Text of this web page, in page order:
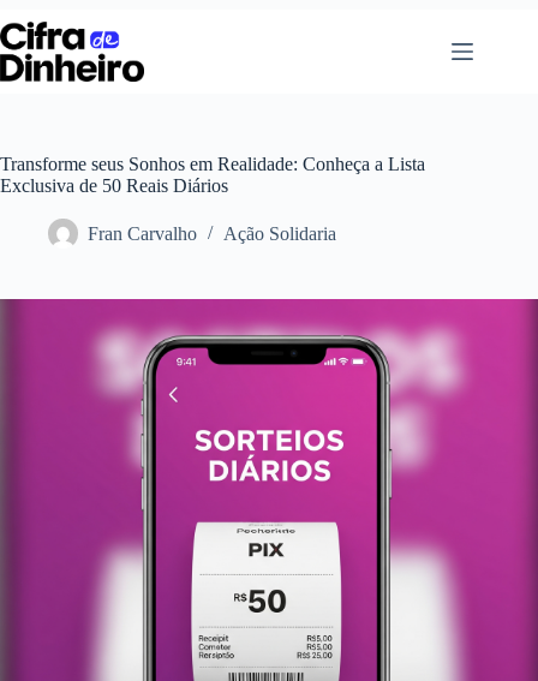
Pular
para
o
conteúdo
Transforme seus Sonhos em Realidade: Conheça a Lista
Exclusiva de 50 Reais Diários
Fran Carvalho Ação Solidaria